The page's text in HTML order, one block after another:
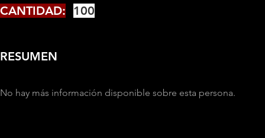
CANTIDAD: 100
RESUMEN
No hay más información disponible sobre esta persona.